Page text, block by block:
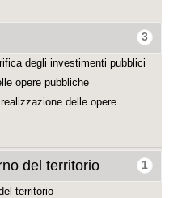
3
degli investimenti pubblici
opere pubbliche
delle opere
1
del territorio
territorio